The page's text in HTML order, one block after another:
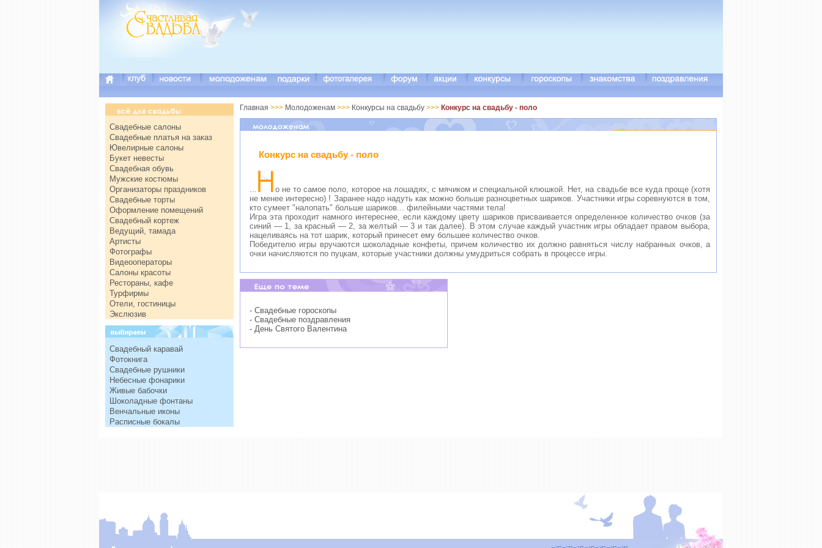
Свадебные салоны
Свадебные платья на заказ
Ювелирные салоны
Букет невесты
Свадебная обувь
Мужские костюмы
Организаторы праздников
Свадебные торты
Оформление помещений
Свадебный кортеж
Ведущий, тамада
Артисты
Фотографы
Видеооператоры
Салоны красоты
Рестораны, кафе
Турфирмы
Отели, гостиницы
Экслюзив
Свадебный каравай
Фотокнига
Свадебные рушники
Небесные фонарики
Живые бабочки
Шоколадные фонтаны
Венчальные иконы
Расписные бокалы
Главная >>> Молодоженам >>> Конкурсы на свадьбу >>> Конкурс на свадьбу - поло
Конкурс на свадьбу - поло
...
о не то самое поло, которое на лошадях, с мячиком и специальной клюшкой. Нет, на свадьбе все куда проще (хотя
не менее интересно) ! Заранее надо надуть как можно больше разноцветных шариков. Участники игры соревнуются в том,
кто сумеет "налопать" больше шариков... филейными частями тела!
Игра эта проходит намного интереснее, если каждому цвету шариков присваивается определенное количество очков (за
синий — 1, за красный — 2, за желтый — 3 и так далее). В этом случае каждый участник игры обладает правом выбора,
нацеливаясь на тот шарик, который принесет ему большее количество очков.
Победителю игры вручаются шоколадные конфеты, причем количество их должно равняться числу набранных очков, а
очки начисляются по пуцкам, которые участники должны умудриться собрать в процессе игры.
- Свадебные гороскопы
- Свадебные поздравления
- День Святого Валентина